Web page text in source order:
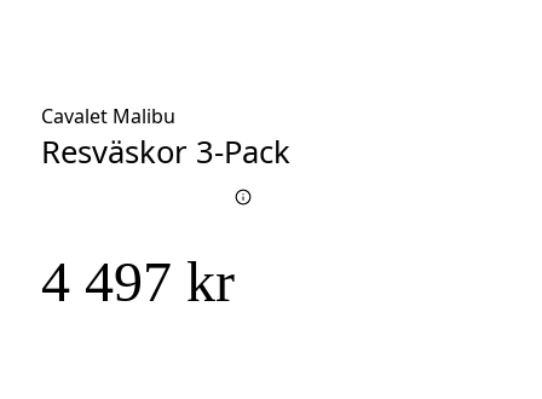
Cavalet Malibu
Resväskor 3-Pack
4 497 kr